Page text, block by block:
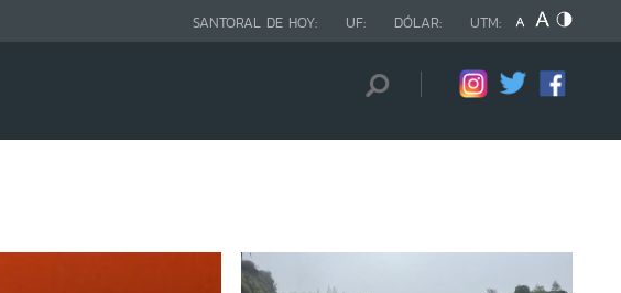
SANTORAL DE HOY: UF: DÓLAR: UTM: